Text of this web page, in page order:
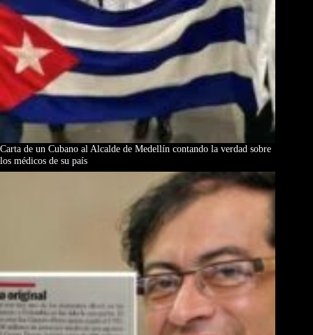
Carta de un Cubano al Alcalde de Medellín contando la verdad sobre
los médicos de su país